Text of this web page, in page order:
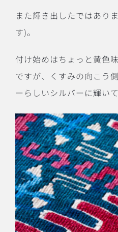
また輝き出したではあり
す)。
付け始めはちょっと黄色
ですが、くすみの向こう
ーらしいシルバーに輝いて